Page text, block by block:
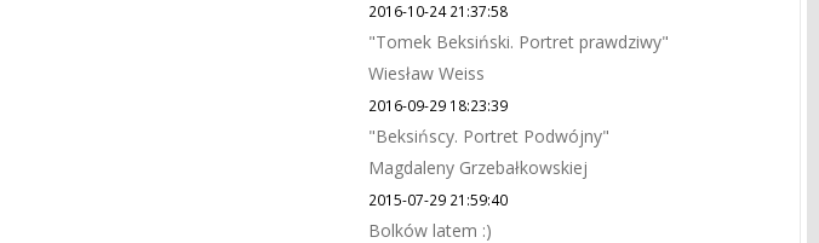
2016-10-24 21:37:58
"Tomek Beksiński. Portret prawdziwy"
Wiesław Weiss
2016-09-29 18:23:39
"Beksińscy. Portret Podwójny"
Magdaleny Grzebałkowskiej
2015-07-29 21:59:40
Bolków latem :)